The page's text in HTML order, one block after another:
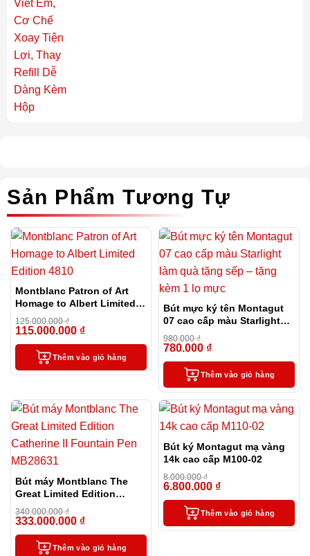
Sản Phẩm Tương Tự
Montblanc Patron of Art
Homage to Albert Limited
Edition 4810
125.000.000₫
115.000.000 ₫
Thêm vào giỏ hàng
Bút mực ký tên Montagut
07 cao cấp màu Starlight
làm quà tặng sếp – tặng
kèm 1 lọ mực
980.000₫
780.000 ₫
Thêm vào giỏ hàng
Bút máy Montblanc The
Great Limited Edition
Catherine II Fountain Pen
MB28631
340.000.000₫
333.000.000 ₫
Thêm vào giỏ hàng
Bút ký Montagut mạ vàng
14k cao cấp M100-02
8.000.000₫
6.800.000 ₫
Thêm vào giỏ hàng